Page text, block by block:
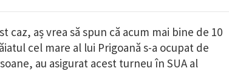
caz, aș vrea să spun că acum mai bine de 10
cel mare al lui Prigoană s-a ocupat de
au asigurat acest turneu în SUA al